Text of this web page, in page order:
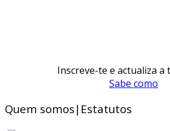
Inscreve-te e actualiza a
Sabe como
Quem somos|Estatutos